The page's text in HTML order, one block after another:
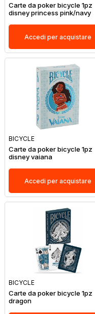
Carte da poker bicycle 1pz
disney princess pink/navy
Accedi per acquistare
BICYCLE
Carte da poker bicycle 1pz
disney vaiana
Accedi per acquistare
BICYCLE
Carte da poker bicycle 1pz
dragon